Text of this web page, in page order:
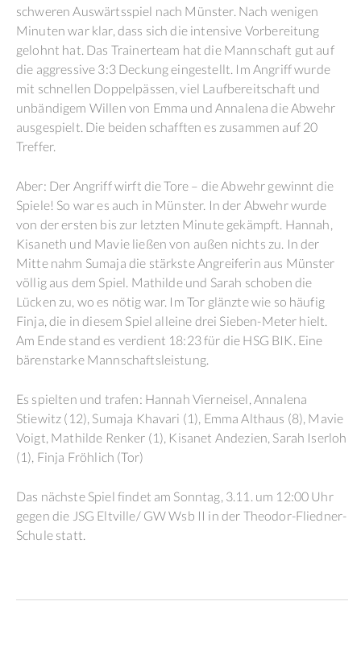
schweren Auswärtsspiel nach Münster. Nach wenigen
Minuten war klar, dass sich die intensive Vorbereitung
gelohnt hat. Das Trainerteam hat die Mannschaft gut auf
die aggressive 3:3 Deckung eingestellt. Im Angriff wurde
mit schnellen Doppelpässen, viel Laufbereitschaft und
unbändigem Willen von Emma und Annalena die Abwehr
ausgespielt. Die beiden schafften es zusammen auf 20
Treffer.
Aber: Der Angriff wirft die Tore – die Abwehr gewinnt die
Spiele! So war es auch in Münster. In der Abwehr wurde
von der ersten bis zur letzten Minute gekämpft. Hannah,
Kisaneth und Mavie ließen von außen nichts zu. In der
Mitte nahm Sumaja die stärkste Angreiferin aus Münster
völlig aus dem Spiel. Mathilde und Sarah schoben die
Lücken zu, wo es nötig war. Im Tor glänzte wie so häufig
Finja, die in diesem Spiel alleine drei Sieben-Meter hielt.
Am Ende stand es verdient 18:23 für die HSG BIK. Eine
bärenstarke Mannschaftsleistung.
Es spielten und trafen: Hannah Vierneisel, Annalena
Stiewitz (12), Sumaja Khavari (1), Emma Althaus (8), Mavie
Voigt, Mathilde Renker (1), Kisanet Andezien, Sarah Iserloh
(1), Finja Fröhlich (Tor)
Das nächste Spiel findet am Sonntag, 3.11. um 12:00 Uhr
gegen die JSG Eltville/ GW Wsb II in der Theodor-Fliedner-
Schule statt.